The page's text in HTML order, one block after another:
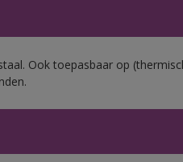
Ook toepasbaar op